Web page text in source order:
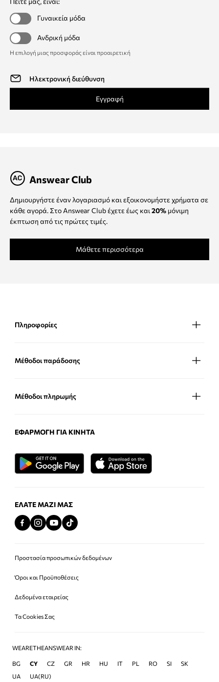
Γυναικεία μόδα
Ανδρική μόδα
Η επιλογή μιας προσφοράς είναι προαιρετική
Εγγραφή
Answear Club
Δημιουργήστε έναν λογαριασμό και εξοικονομήστε χρήματα σε
κάθε αγορά. Στο Answear Club έχετε έως και 20% μόνιμη
έκπτωση από τις πρώτες τιμές.
Μάθετε περισσότερα
Πληροφορίες
Μέθοδοι παράδοσης
Μέθοδοι πληρωμής
ΕΦΑΡΜΟΓΉ ΓΙΑ ΚΙΝΗΤΆ
ΕΛΆΤΕ ΜΑΖΊ ΜΑΣ
Προστασία προσωπικών δεδομένων
Όροι και Προϋποθέσεις
Δεδομένα εταιρείας
Τα Cookies Σας
WEARETHEANSWEAR IN:
BG CY CZ GR HR HU IT PL RO SI
SK
UA
UA(RU)